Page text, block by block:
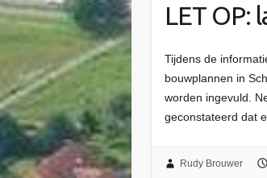
LET OP:
Tijdens de
bouwplannen in
worden ingevuld.
geconstateerd dat
Rudy Brouwer